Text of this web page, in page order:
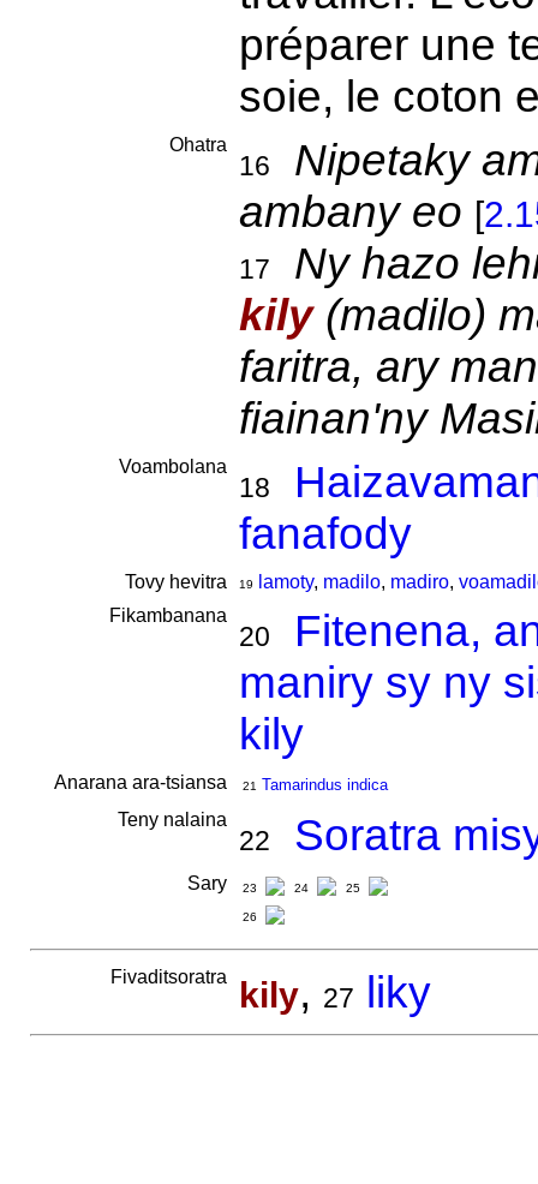
préparer une
soie, le coton
Ohatra
16
Nipetaky
ambany eo [
17
Ny hazo
kily(madilo)
faritra, ary
fiainan'ny
Voambolana
18
fanafody
Tovy hevitra 19 lamoty, madilo, madiro,
Fikambanana
20
Fitenena,
maniry sy ny
kily
Anarana ara-tsiansa 21 Tamarindus indica
Teny nalaina
22 Soratra
Sary 23 24 25
26
Fivaditsoratra kily, 27 liky